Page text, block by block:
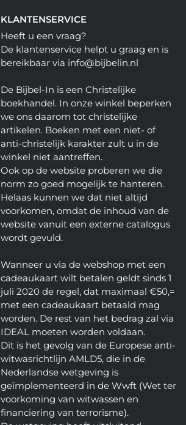
KLANTENSERVICE
Heeft u een vraag?
De klantenservice helpt u graag en is
bereikbaar via info@bijbelin.nl
De Bijbel-In is een Christelijke
boekhandel. In onze winkel beperken
we ons daarom tot christelijke
artikelen. Boeken met een niet- of
anti-christelijk karakter zult u in de
winkel niet aantreffen.
Ook op de website proberen we die
norm zo goed mogelijk te hanteren.
Helaas kunnen we dat niet altijd
voorkomen, omdat de inhoud van de
website vanuit een externe catalogus
wordt gevuld.
Wanneer u via de webshop met een
cadeaukaart wilt betalen geldt sinds 1
juli 2020 de regel, dat maximaal €50,=
met een cadeaukaart betaald mag
worden. De rest van het bedrag zal via
IDEAL moeten worden voldaan.
Dit is het gevolg van de Europese anti-
witwasrichtlijn AMLD5, die in de
Nederlandse wetgeving is
geïmplementeerd in de Wwft (Wet ter
voorkoming van witwassen en
financiering van terrorisme).